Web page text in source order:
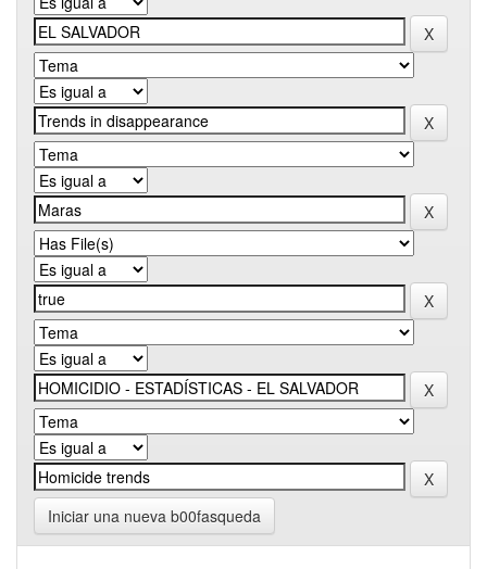
Iniciar una nueva b00fasqueda